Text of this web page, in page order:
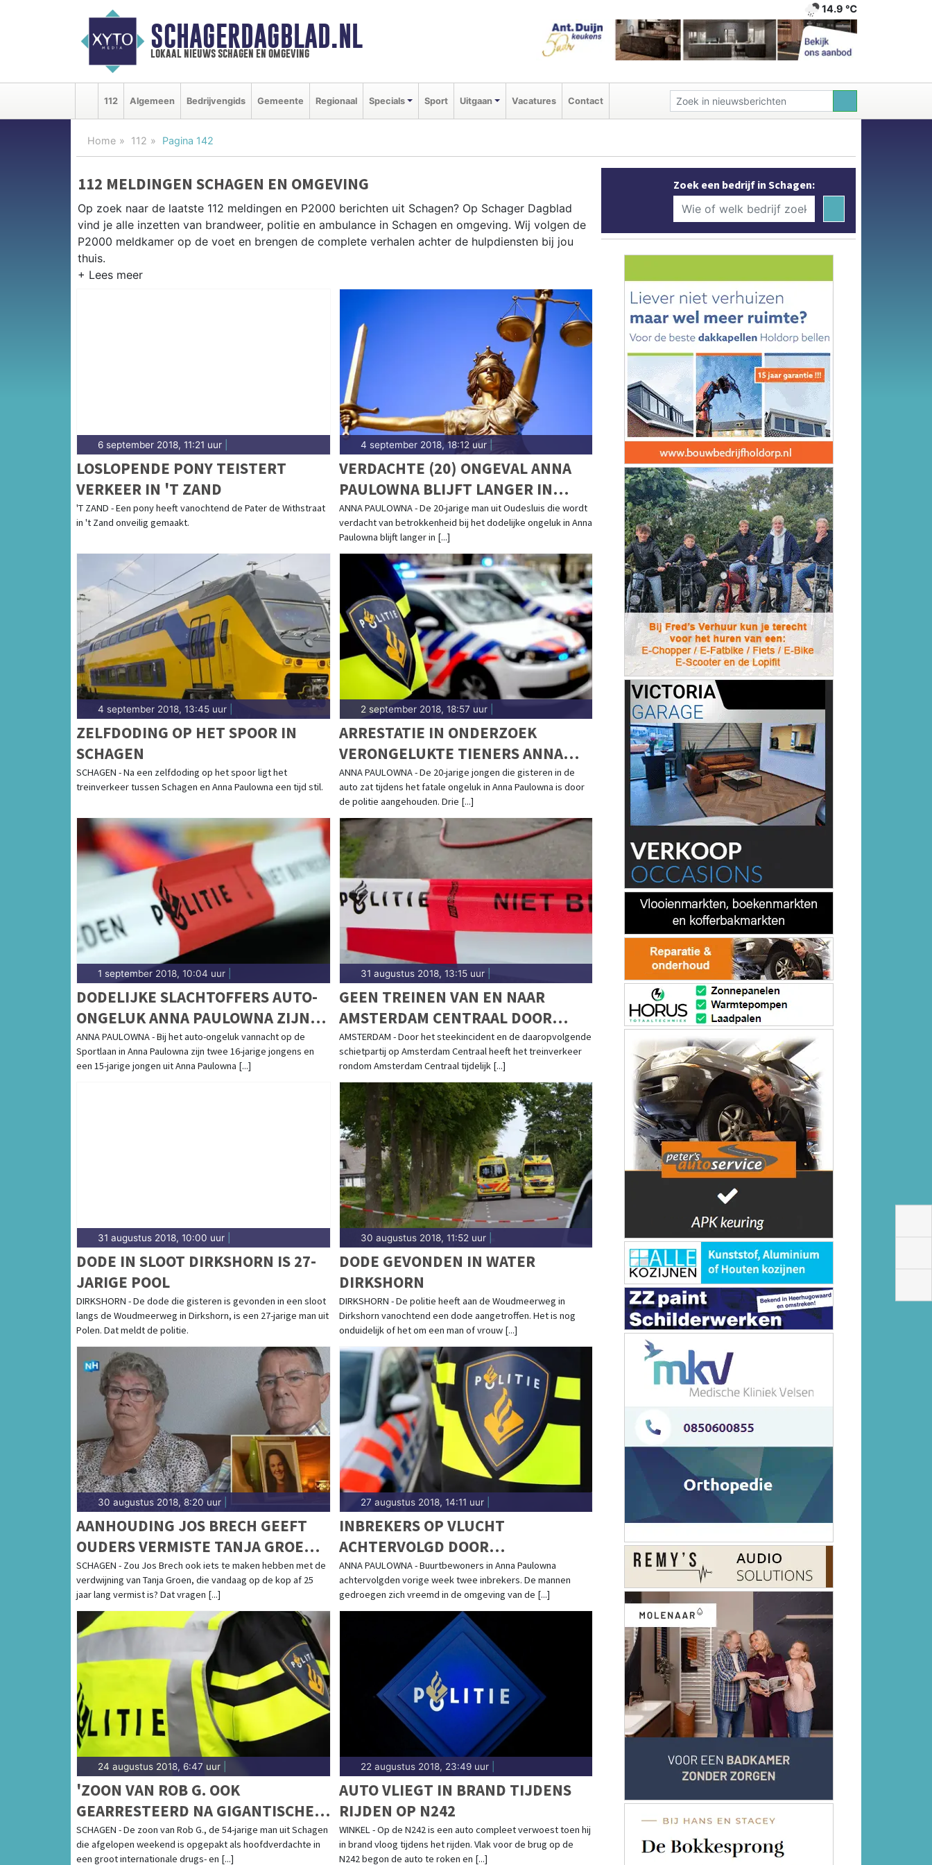
SCHAGERDAGBLAD.NL
lokaal nieuws schagen en omgeving
14.9 ℃
112 Algemeen Bedrijvengids Gemeente Regionaal Specials Sport Uitgaan Vacatures Contact
Home 112 Pagina 142
112 MELDINGEN SCHAGEN EN OMGEVING
Op zoek naar de laatste 112 meldingen en P2000 berichten uit Schagen? Op Schager Dagblad
vind je alle inzetten van brandweer, politie en ambulance in Schagen en omgeving. Wij volgen de
P2000 meldkamer op de voet en brengen de complete verhalen achter de hulpdiensten bij jou
thuis.
Van incidenten op de N9 en de N241 tot meldingen in Schagen centrum, Warmenhuizen,
Hensbroek en Sint Maarten — onze redactie brengt het 112-nieuws.
6 september 2018, 11:21 uur
LOSLOPENDE PONY TEISTERT
VERKEER IN 'T ZAND
'T ZAND - Een pony heeft vanochtend de Pater de Withstraat
in 't Zand onveilig gemaakt.
4 september 2018, 18:12 uur|
VERDACHTE (20) ONGEVAL ANNA
PAULOWNA BLIJFT LANGER IN
VOORARREST
ANNA PAULOWNA - De 20-jarige man uit Oudesluis die wordt
verdacht van betrokkenheid bij het dodelijke ongeluk in Anna
Paulowna blijft langer in [...]
4 september 2018, 13:45 uur
ZELFDODING OP HET SPOOR IN
SCHAGEN
SCHAGEN - Na een zelfdoding op het spoor ligt het
treinverkeer tussen Schagen en Anna Paulowna een tijd stil.
2 september 2018, 18:57 uur|
ARRESTATIE IN ONDERZOEK
VERONGELUKTE TIENERS ANNA
PAULOWNA: 20-JARIGE INZITTENDE
NU VERDACHTE
ANNA PAULOWNA - De 20-jarige jongen die gisteren in de
auto zat tijdens het fatale ongeluk in Anna Paulowna is door
de politie aangehouden. Drie [...]
1 september 2018, 10:04 uur
DODELIJKE SLACHTOFFERS AUTO-
ONGELUK ANNA PAULOWNA ZIJN
DRIE TIENERS
ANNA PAULOWNA - Bij het auto-ongeluk vannacht op de
Sportlaan in Anna Paulowna zijn twee 16-jarige jongens en
een 15-jarige jongen uit Anna Paulowna [...]
31 augustus 2018, 13:15 uur|
GEEN TREINEN VAN EN NAAR
AMSTERDAM CENTRAAL DOOR
STEEKPARTIJ
AMSTERDAM - Door het steekincident en de daaropvolgende
schietpartij op Amsterdam Centraal heeft het treinverkeer
rondom Amsterdam Centraal tijdelijk [...]
31 augustus 2018, 10:00 uur
DODE IN SLOOT DIRKSHORN IS 27-
JARIGE POOL
DIRKSHORN - De dode die gisteren is gevonden in een sloot
langs de Woudmeerweg in Dirkshorn, is een 27-jarige man uit
Polen. Dat meldt de politie.
30 augustus 2018, 11:52 uur|
DODE GEVONDEN IN WATER
DIRKSHORN
DIRKSHORN - De politie heeft aan de Woudmeerweg in
Dirkshorn vanochtend een dode aangetroffen. Het is nog
onduidelijk of het om een man of vrouw [...]
30 augustus 2018, 8:20 uur
AANHOUDING JOS BRECH GEEFT
OUDERS VERMISTE TANJA GROEN
NIEUWE HOOP: "WIE ZEGT DAT HIJ
ALLEEN OP JONGENS VIEL?"
SCHAGEN - Zou Jos Brech ook iets te maken hebben met de
verdwijning van Tanja Groen, die vandaag op de kop af 25
jaar lang vermist is? Dat vragen [...]
27 augustus 2018, 14:11 uur|
INBREKERS OP VLUCHT
ACHTERVOLGD DOOR
BUURTBEWONERS ANNA
PAULOWNA
ANNA PAULOWNA - Buurtbewoners in Anna Paulowna
achtervolgden vorige week twee inbrekers. De mannen
gedroegen zich vreemd in de omgeving van de [...]
24 augustus 2018, 6:47 uur
'ZOON VAN ROB G. OOK
GEARRESTEERD NA GIGANTISCHE
DRUGSVANGST MALLORCA'
SCHAGEN - De zoon van Rob G., de 54-jarige man uit Schagen
die afgelopen weekend is opgepakt als hoofdverdachte in
een groot internationale drugs- en [...]
22 augustus 2018, 23:49 uur|
AUTO VLIEGT IN BRAND TIJDENS
RIJDEN OP N242
WINKEL - Op de N242 is een auto compleet verwoest toen hij
in brand vloog tijdens het rijden. Vlak voor de brug op de
N242 begon de auto te roken en [...]
Zoek een bedrijf in Schagen: